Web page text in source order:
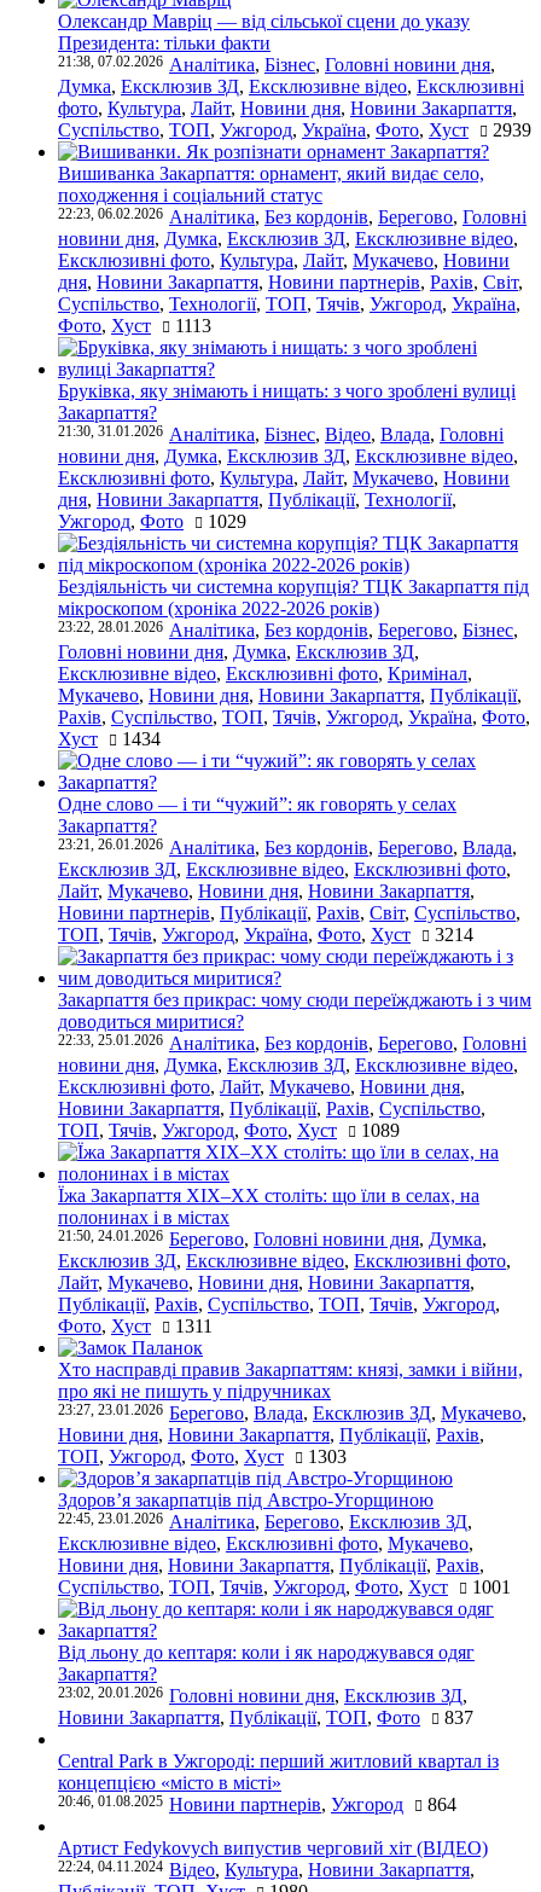
Олександр Мавріц — від сільської сцени до указу
Президента: тільки факти
21:38, 07.02.2026 Аналітика, Бізнес, Головні новини дня,
Думка, Ексклюзив ЗД, Ексклюзивне відео, Ексклюзивні
фото, Культура, Лайт, Новини дня, Новини Закарпаття,
Суспільство, ТОП, Ужгород, Україна, Фото, Хуст 2939
Вишиванка Закарпаття: орнамент, який видає село,
походження і соціальний статус
22:23, 06.02.2026 Аналітика, Без кордонів, Берегово, Головні
новини дня, Думка, Ексклюзив ЗД, Ексклюзивне відео,
Ексклюзивні фото, Культура, Лайт, Мукачево, Новини
дня, Новини Закарпаття, Новини партнерів, Рахів, Світ,
Суспільство, Технології, ТОП, Тячів, Ужгород, Україна,
Фото, Хуст 1113
Бруківка, яку знімають і нищать: з чого зроблені вулиці
Закарпаття?
21:30, 31.01.2026 Аналітика, Бізнес, Відео, Влада, Головні
новини дня, Думка, Ексклюзив ЗД, Ексклюзивне відео,
Ексклюзивні фото, Культура, Лайт, Мукачево, Новини
дня, Новини Закарпаття, Публікації, Технології,
Ужгород, Фото 1029
Бездіяльність чи системна корупція? ТЦК Закарпаття під
мікроскопом (хроніка 2022-2026 років)
23:22, 28.01.2026 Аналітика, Без кордонів, Берегово, Бізнес,
Головні новини дня, Думка, Ексклюзив ЗД,
Ексклюзивне відео, Ексклюзивні фото, Кримінал,
Мукачево, Новини дня, Новини Закарпаття, Публікації,
Рахів, Суспільство, ТОП, Тячів, Ужгород, Україна, Фото,
Хуст
1434
Одне слово — і ти “чужий”: як говорять у селах
Закарпаття?
23:21, 26.01.2026 Аналітика, Без кордонів, Берегово, Влада,
Ексклюзив ЗД, Ексклюзивне відео, Ексклюзивні фото,
Лайт, Мукачево, Новини дня, Новини Закарпаття,
Новини партнерів, Публікації, Рахів, Світ, Суспільство,
ТОП, Тячів, Ужгород, Україна, Фото, Хуст 3214
Закарпаття без прикрас: чому сюди переїжджають і з чим
доводиться миритися?
22:33, 25.01.2026 Аналітика, Без кордонів, Берегово, Головні
новини дня, Думка, Ексклюзив ЗД, Ексклюзивне відео,
Ексклюзивні фото, Лайт, Мукачево, Новини дня,
Новини Закарпаття, Публікації, Рахів, Суспільство,
ТОП, Тячів, Ужгород, Фото, Хуст 1089
Їжа Закарпаття ХІХ–ХХ століть: що їли в селах, на
полонинах і в містах
21:50, 24.01.2026 Берегово, Головні новини дня, Думка,
Ексклюзив ЗД, Ексклюзивне відео, Ексклюзивні фото,
Лайт, Мукачево, Новини дня, Новини Закарпаття,
Публікації, Рахів, Суспільство, ТОП, Тячів, Ужгород,
Фото, Хуст 1311
Хто насправді правив Закарпаттям: князі, замки і війни,
про які не пишуть у підручниках
23:27, 23.01.2026 Берегово, Влада, Ексклюзив ЗД, Мукачево,
Новини дня, Новини Закарпаття, Публікації, Рахів,
ТОП, Ужгород, Фото, Хуст 1303
Здоров’я закарпатців під Австро-Угорщиною
22:45, 23.01.2026 Аналітика, Берегово, Ексклюзив ЗД,
Ексклюзивне відео, Ексклюзивні фото, Мукачево,
Новини дня, Новини Закарпаття, Публікації, Рахів,
Суспільство, ТОП, Тячів, Ужгород, Фото, Хуст 1001
Від льону до кептаря: коли і як народжувався одяг
Закарпаття?
23:02, 20.01.2026 Головні новини дня, Ексклюзив ЗД,
Новини Закарпаття, Публікації, ТОП, Фото 837
Central Park в Ужгороді: перший житловий квартал із
концепцією «місто в місті»
20:46, 01.08.2025 Новини партнерів, Ужгород 864
Артист Fedykovych випустив черговий хіт (ВІДЕО)
22:24, 04.11.2024 Відео, Культура, Новини Закарпаття,